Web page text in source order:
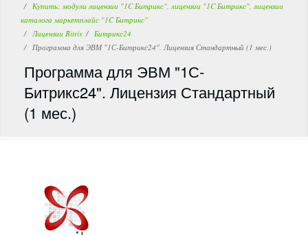
Купить: модули лицензии "1C Битрикс", лицензии "1C Битрикс", лицензии
каталога маркетплайс "1C Битрикс"
Лицензии Bitrix
Битрикс24
Программа для ЭВМ "1С-Битрикс24". Лицензия Стандартный (1 мес.)
Программа для ЭВМ "1С-
Битрикс24". Лицензия Стандартный
(1 мес.)